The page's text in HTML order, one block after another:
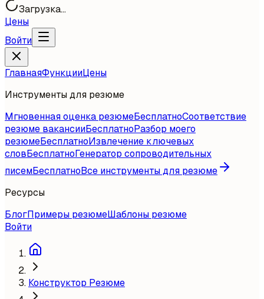
Загрузка...
Цены
Войти
ГлавнаяФункцииЦены
Инструменты для резюме
Мгновенная оценка резюмеБесплатноСоответствие
резюме вакансииБесплатноРазбор моего
резюмеБесплатноИзвлечение ключевых
словБесплатноГенератор сопроводительных
писемБесплатноВсе инструменты для резюме
Ресурсы
БлогПримеры резюмеШаблоны резюме
Войти
Конструктор Резюме